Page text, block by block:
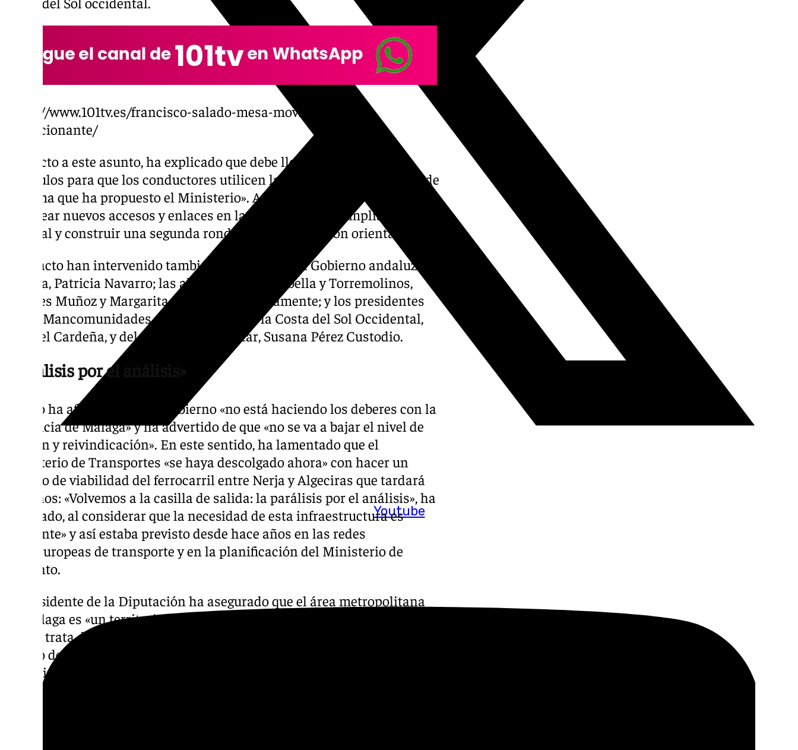
Youtube
https://www.101tv.es/francisco-salado-mesa-movilidad-sido-
decepcionante/
Respecto a este asunto, ha explicado que debe llevarse a cabo «con
estímulos para que los conductores utilicen la autopista de verdad, no de
la forma que ha propuesto el Ministerio». Además, ha subrayado que hay
que crear nuevos accesos y enlaces en la AP-7, mejorar y ampliar la A7
oriental y construir una segunda ronda de circunvalación oriental.
En el acto han intervenido también la delegada del Gobierno andaluz en
Málaga, Patricia Navarro; las alcaldesas de Marbella y Torremolinos,
Ángeles Muñoz y Margarita del Cid, respectivamente; y los presidentes
de las Mancomunidades de Municipios de la Costa del Sol Occidental,
Manuel Cardeña, y del Campo de Gibraltar, Susana Pérez Custodio.
«Parálisis por el análisis»
Salado ha afirmado que el Gobierno «no está haciendo los deberes con la
provincia de Málaga» y ha advertido de que «no se va a bajar el nivel de
presión y reivindicación». En este sentido, ha lamentado que el
Ministerio de Transportes «se haya descolgado ahora» con hacer un
estudio de viabilidad del ferrocarril entre Nerja y Algeciras que tardará
dos años: «Volvemos a la casilla de salida: la parálisis por el análisis», ha
apuntado, al considerar que la necesidad de esta infraestructura es
«evidente» y así estaba previsto desde hace años en las redes
transeuropeas de transporte y en la planificación del Ministerio de
Fomento.
El presidente de la Diputación ha asegurado que el área metropolitana
de Málaga es «un territorio único que necesita soluciones especiales», ya
que se trata de una zona con una enorme movilidad interurbana y con
un uso del 90% del vehículo privado, lo que representa la tasa más baja
de utilización del transporte público de Europa.